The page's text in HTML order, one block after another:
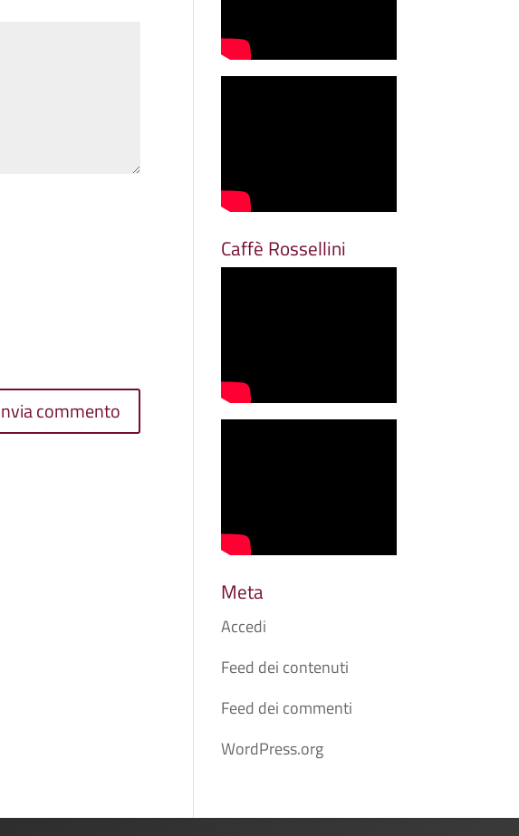
Caffè Rossellini
Meta
Accedi
Feed dei contenuti
Feed dei commenti
WordPress.org